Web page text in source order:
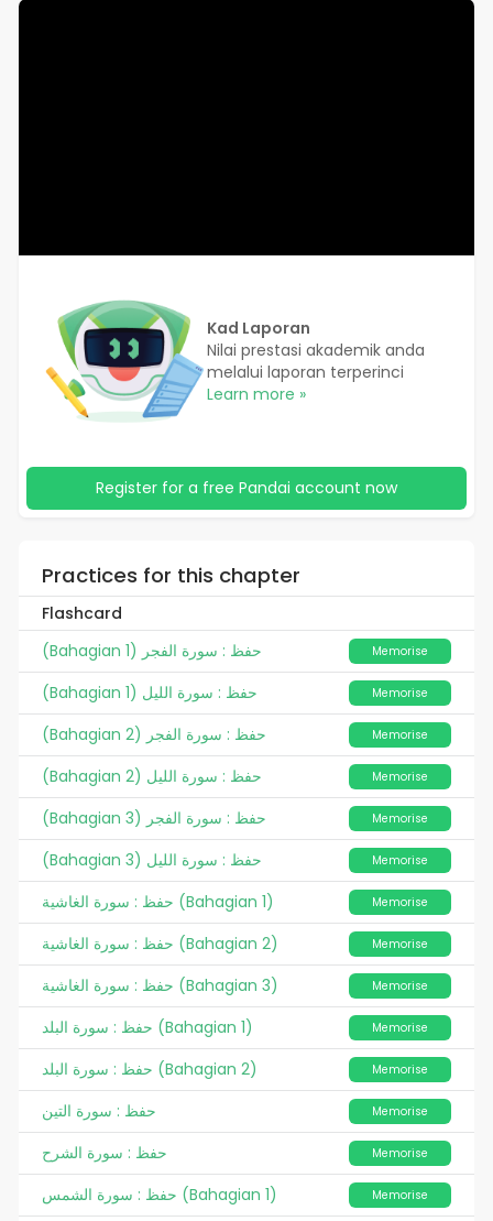
Kad Laporan
Nilai prestasi akademik anda
melalui laporan terperinci
Learn more »
Register for a free Pandai account now
Practices for this chapter
Flashcard
(Bahagian 1) حفظ : سورة الفجر
Memorise
(Bahagian 1) حفظ : سورة الليل Memorise
(Bahagian 2) حفظ : سورة الفجر Memorise
(Bahagian 2) حفظ : سورة الليل Memorise
(Bahagian 3) حفظ : سورة الفجر Memorise
(Bahagian 3) حفظ : سورة الليل Memorise
حفظ : سورة الغاشية (Bahagian 1) Memorise
حفظ : سورة الغاشية (Bahagian 2) Memorise
حفظ : سورة الغاشية (Bahagian 3) Memorise
حفظ : سورة البلد (Bahagian 1) Memorise
حفظ : سورة البلد (Bahagian 2) Memorise
حفظ : سورة التين Memorise
حفظ : سورة الشرح Memorise
حفظ : سورة الشمس (Bahagian 1) Memorise